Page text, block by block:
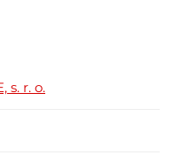
s. r. o.